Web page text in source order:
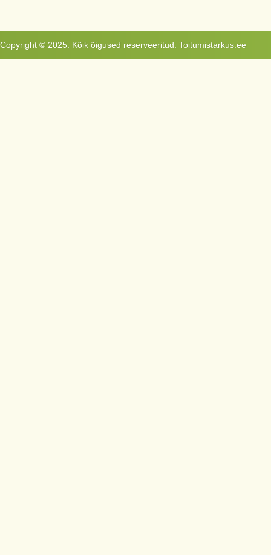
Copyright © 2025. Kõik õigused reserveeritud. Toitumistarkus.ee